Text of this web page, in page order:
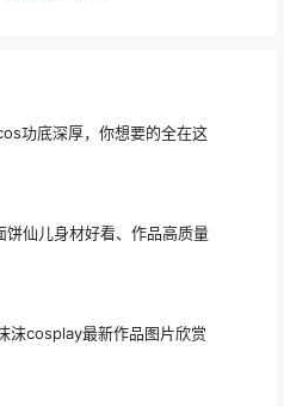
功底深厚，你想要的全在这
仙儿身材好看、作品高质量
沫cosplay最新作品图片欣赏